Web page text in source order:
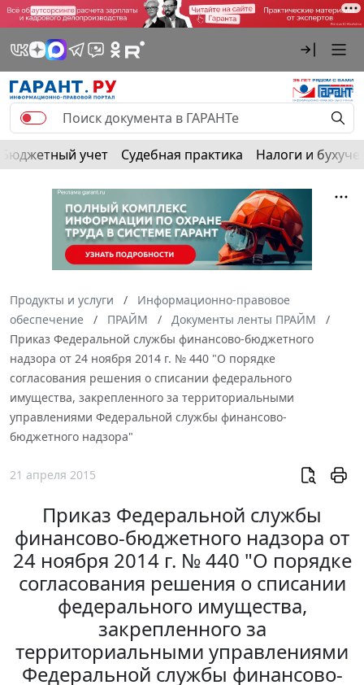
Бюджетный учет Судебная практика Налоги и
Продукты и услуги
Информационно-правовое
обеспечение
ПРАЙМ
Документы ленты ПРАЙМ
Приказ Федеральной службы финансово-бюджетного
надзора от 24 ноября 2014 г. № 440 "О порядке
согласования решения о списании федерального
имущества, закрепленного за территориальными
управлениями Федеральной службы финансово-
бюджетного надзора"
21 апреля 2015
Приказ Федеральной службы
финансово-бюджетного надзора от
24 ноября 2014 г. № 440 "О порядке
согласования решения о списании
федерального имущества,
закрепленного за
территориальными управлениями
Федеральной службы финансово-